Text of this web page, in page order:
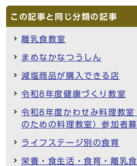
この記事と同じ分類の記事
離乳食教室
まめなかなつうしん
減塩商品が購入できる店
令和8年度健康づくり教室
令和8年度かわせみ料理教室
のための料理教室）参加者募
ライフステージ別の食育
栄養・食生活・食育・離乳食